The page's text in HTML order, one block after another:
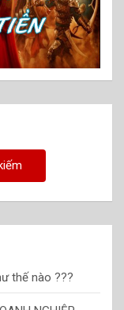
thế nào ???